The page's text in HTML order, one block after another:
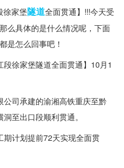
徐家堡隧道全面贯通】!!!今天受
么具体的是什么情况呢，下面
是怎么回事吧！
徐家堡隧道全面贯通】10月1
司承建的渝湘高铁重庆至黔
至出口段顺利贯通。
计划提前72天实现全面贯